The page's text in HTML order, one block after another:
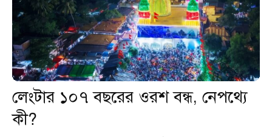
লেংটার ১০৭ বছরের ওরশ বন্ধ, নেপথ্যে
কী?